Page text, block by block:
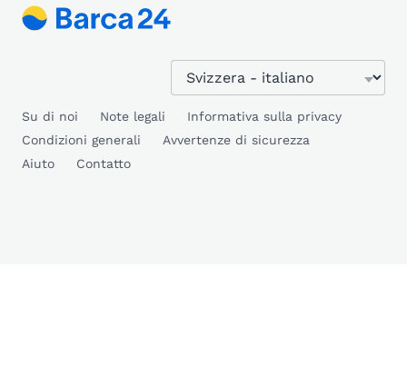
Su di noi Note legali
Informativa sulla privacy
Condizioni generali
Avvertenze di sicurezza
Aiuto
Contatto